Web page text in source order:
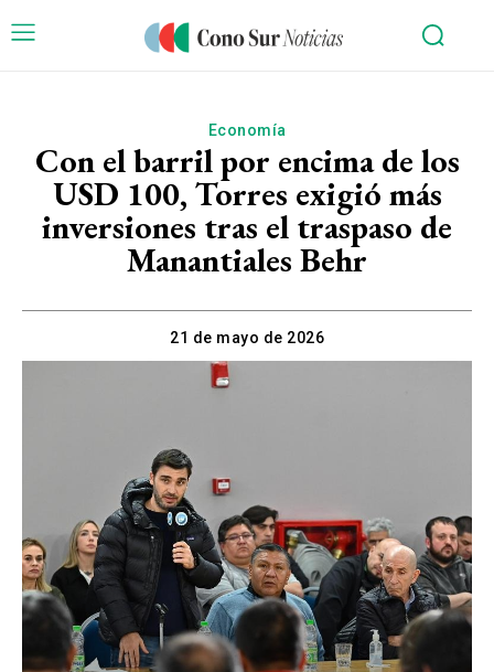
Economía
Con el barril por encima de los
USD 100, Torres exigió más
inversiones tras el traspaso de
Manantiales Behr
21 de mayo de 2026